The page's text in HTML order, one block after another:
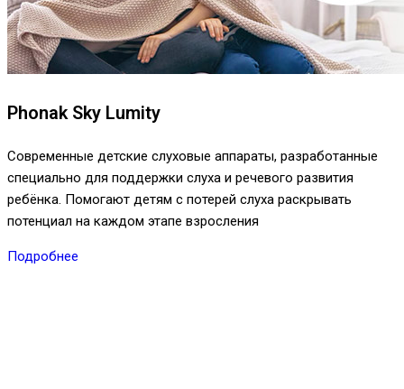
Phonak Sky Lumity
Современные детские слуховые аппараты, разработанные
специально для поддержки слуха и речевого развития
ребёнка. Помогают детям с потерей слуха раскрывать
потенциал на каждом этапе взросления
Подробнее